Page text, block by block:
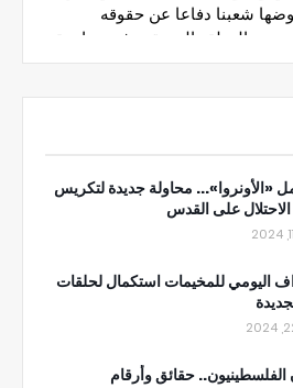
«الأونروا»... محاولة جديدة لتكريس
على القدس
اليومي للمخيمات استكمال لحلقات
الفلسطينيون.. حقائق وأرقام